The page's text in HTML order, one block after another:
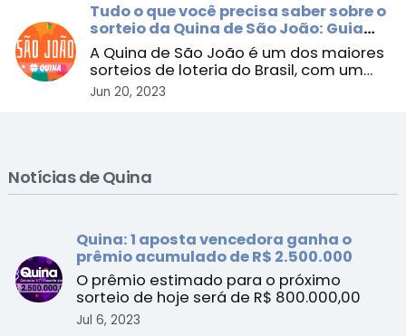
Tudo o que você precisa saber sobre o
sorteio da Quina de São João: Guia
completo
A Quina de São João é um dos maiores
sorteios de loteria do Brasil, com um
Jun 20, 2023
Notícias de Quina
Quina: 1 aposta vencedora ganha o
prêmio acumulado de R$ 2.500.000
O prêmio estimado para o próximo
sorteio de hoje será de R$ 800.000,00
Jul 6, 2023